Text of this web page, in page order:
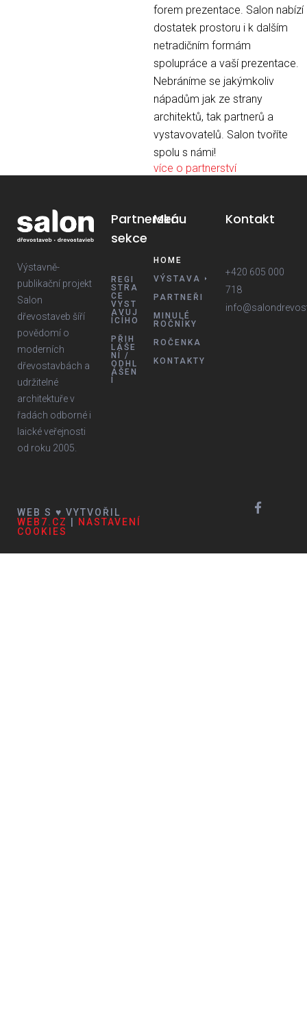
forem prezentace. Salon nabízí
dostatek prostoru i k dalším
netradičním formám
spolupráce a vaší prezentace.
Nebráníme se jakýmkoliv
nápadům jak ze strany
architektů, tak partnerů a
vystavovatelů. Salon tvoříte
spolu s námi!
více o partnerství
Výstavně-
publikační projekt
Salon
dřevostaveb šíří
povědomí o
moderních
dřevostavbách a
udržitelné
architektuře v
řadách odborné i
laické veřejnosti
od roku 2005.
Partnerská
sekce
REGI
STRA
CE
VYST
AVUJ
ÍCÍHO
PŘIH
LÁŠE
NÍ /
ODHL
ÁŠEN
Menu
HOME
VÝSTAVA
PARTNEŘI
MINULÉ
ROČNÍKY
ROČENKA
KONTAKTY
Kontakt
+420 605 000
718
WEB S ♥ VYTVOŘIL
WEB7.CZ
NASTAVENÍ
COOKIES